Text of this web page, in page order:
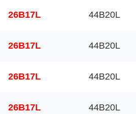
26B17L 44B20L
26B17L 44B20L
26B17L 44B20L
26B17L 44B20L